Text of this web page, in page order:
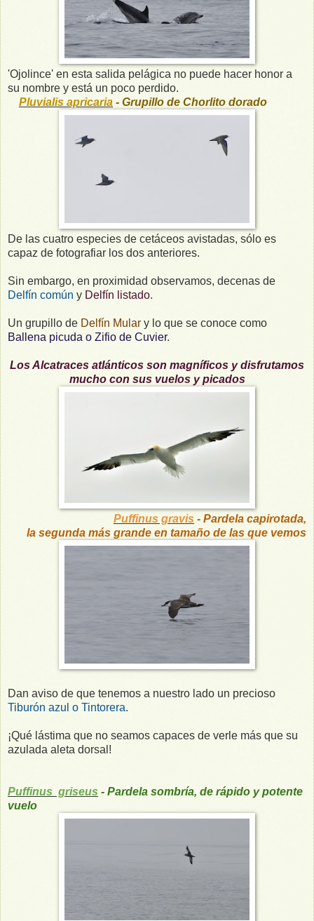
'Ojolince' en esta salida pelágica no puede hacer honor a
su nombre y está un poco perdido.
Pluvialis apricaria - Grupillo de Chorlito dorado
De las cuatro especies de cetáceos avistadas, sólo es
capaz de fotografiar los dos anteriores.
Sin embargo, en proximidad observamos, decenas de
Delfín común y Delfín listado.
Un grupillo de Delfín Mular y lo que se conoce como
Ballena picuda o Zifio de Cuvier.
Los Alcatraces atlánticos son magníficos y disfrutamos
mucho con sus vuelos y picados
Puffinus gravis - Pardela capirotada,
la segunda más grande en tamaño de las que vemos
Dan aviso de que tenemos a nuestro lado un precioso
Tiburón azul o Tintorera.
¡Qué lástima que no seamos capaces de verle más que su
azulada aleta dorsal!
Puffinus griseus - Pardela sombría, de rápido y potente
vuelo